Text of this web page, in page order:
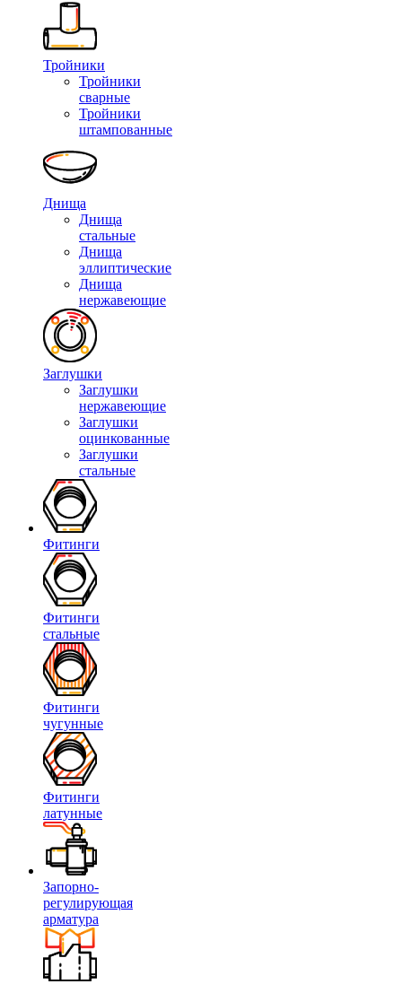
Тройники
Тройники
сварные
Тройники
штампованные
Днища
Днища
стальные
Днища
эллиптические
Днища
нержавеющие
Заглушки
Заглушки
нержавеющие
Заглушки
оцинкованные
Заглушки
стальные
Фитинги
Фитинги
стальные
Фитинги
чугунные
Фитинги
латунные
Запорно-
регулирующая
арматура